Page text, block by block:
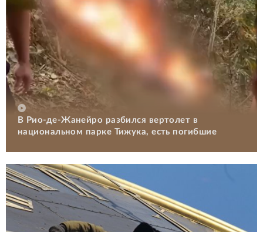
В Рио-де-Жанейро разбился вертолет в
национальном парке Тижука, есть погибшие